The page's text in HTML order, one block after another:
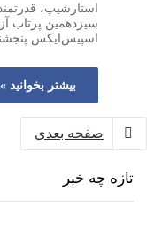
استارشیپ،
سیزدهمین پرتاب
اسپیس‌ایکس پنجشنبه ۱ مرداد به
بیشتر بخوانید »
صفحه بعدی
تازه چه خبر